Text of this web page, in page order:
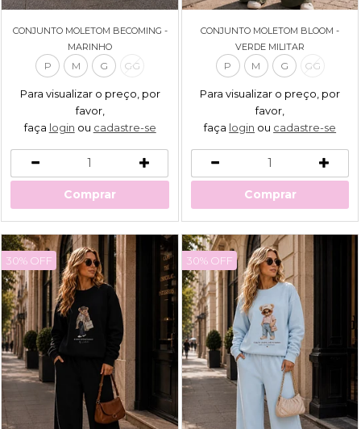
CONJUNTO MOLETOM BECOMING -
MARINHO
P M G GG
Para visualizar o preço, por
favor,
faça login ou cadastre-se
Comprar
CONJUNTO MOLETOM BLOOM -
VERDE MILITAR
P M G GG
Para visualizar o preço, por
favor,
faça login ou cadastre-se
Comprar
30% OFF 30% OFF